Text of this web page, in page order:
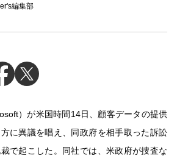
編集部
）が米国時間14日、顧客データの提供
に異議を唱え、同政府を相手取った訴訟
で起こした。同社では、米政府が捜査な